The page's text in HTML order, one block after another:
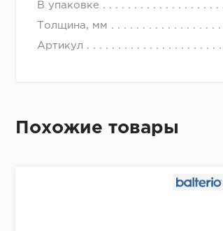
В упаковке
Толщина, мм
Артикул
Похожие товары